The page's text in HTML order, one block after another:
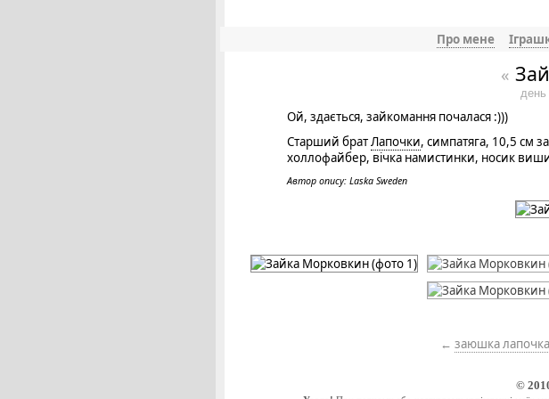
Про мене
«
день
Ой, здається, зайкомання почалася :)))
Старший братЛапочки, симпатяга, 10,5 см
холлофайбер, вічка намистинки, носик
Автор опису: Laska Sweden
← заюшка лапочка
©